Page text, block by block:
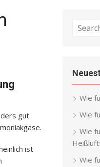
gut
ist
Search
Wie
Wie
Wie
Wie